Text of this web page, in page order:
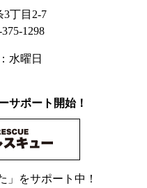
3丁目2-7
1298
水曜日
サポート開始！
」をサポート中！